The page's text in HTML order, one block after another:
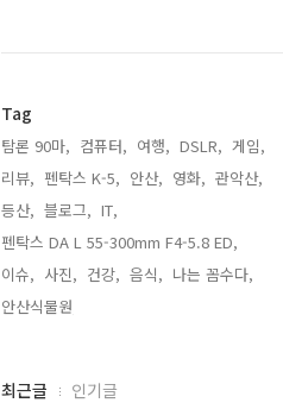
Tag
탐론 90마, 컴퓨터, 여행, DSLR, 게임,
리뷰, 펜탁스 K-5, 안산, 영화, 관악산,
등산, 블로그, IT,
펜탁스 DA L 55-300mm F4-5.8 ED,
이슈, 사진, 건강, 음식, 나는 꼼수다,
안산식물원,
최
최근글 인기글